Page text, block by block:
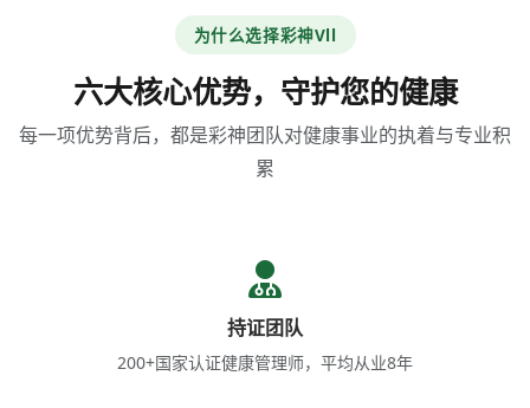
为什么选择彩神Vll
六大核心优势，守护您的健康
每一项优势背后，都是彩神团队对健康事业的执着与专业积
累
持证团队
200+国家认证健康管理师，平均从业8年